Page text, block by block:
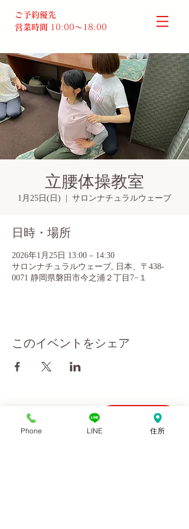
ご予約優先
営業時間 10:00～18:00​
立腰体操教室
1月25日(日) サロンナチュラルウェーブ
日時・場所
2026年1月25日 13:00 – 14:30
サロンナチュラルウェーブ, 日本、〒438-
0071 静岡県磐田市今之浦２丁目7−１
このイベントをシェア
会社概要
お問い合わせ
10:00～18:00
Phone LINE 住所